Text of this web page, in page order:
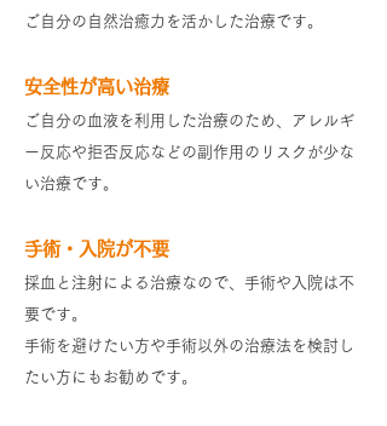
ご自分の自然治癒力を活かした治療です。
安全性が高い治療
ご自分の血液を利用した治療のため、アレルギ
ー反応や拒否反応などの副作用のリスクが少な
い治療です。
手術・入院が不要
採血と注射による治療なので、手術や入院は不
要です。
手術を避けたい方や手術以外の治療法を検討し
たい方にもお勧めです。